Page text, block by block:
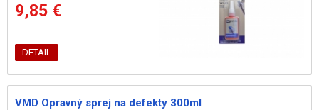
9,85 €
DETAIL
VMD Opravný sprej na defekty 300ml